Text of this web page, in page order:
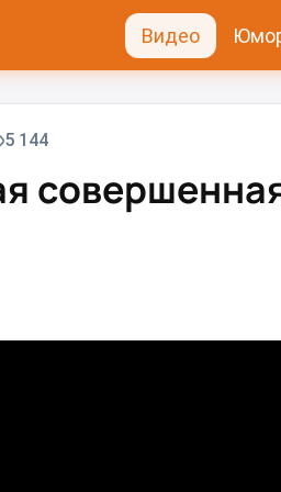
Видео
5 144